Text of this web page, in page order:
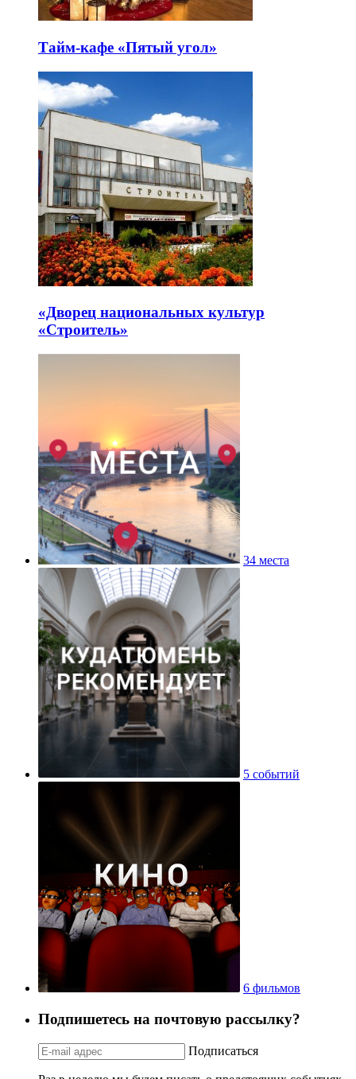
Тайм-кафе «Пятый угол»
«Дворец национальных культур
«Строитель»
34 места
5 событий
6 фильмов
Подпишетесь на почтовую рассылку?
Подписаться